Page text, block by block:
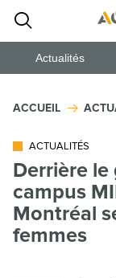
Actualités
ACCUEIL
ACTUALITÉS
Derrière
campus
Montréal
femmes